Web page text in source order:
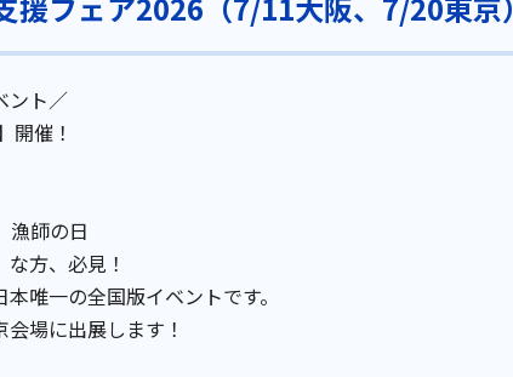
ント／
開催！
師の日
な方、必見！
唯一の全国版イベントです。
場に出展します！